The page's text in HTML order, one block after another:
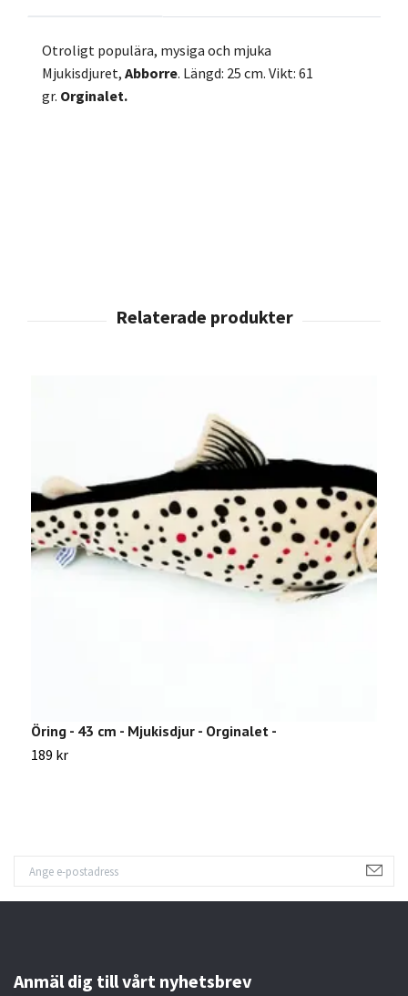
Otroligt populära, mysiga och mjuka
Mjukisdjuret, Abborre. Längd: 25 cm. Vikt: 61
gr. Orginalet.
Öring - 43 cm - Mjukisdjur - Orginalet -
189 kr
Anmäl dig till vårt nyhetsbrev